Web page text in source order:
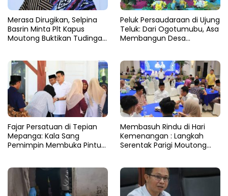
Merasa Dirugikan, Selpina
Basrin Minta Plt Kapus
Moutong Buktikan Tudingan
Peluk Persaudaraan di Ujung
Teluk: Dari Ogotumubu, Asa
Membangun Desa
Fajar Persatuan di Tepian
Mepanga: Kala Sang
Pemimpin Membuka Pintu
​Membasuh Rindu di Hari
Kemenangan : Langkah
Serentak Parigi Moutong